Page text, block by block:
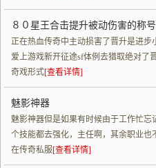
８０星王合击提升被动伤害的称
正在热血传奇中主动损害了晋升是进
爱上游戏新开征途sf体例去猎取绝对了
奇戏形式[查看详情]
魅影神器
魅影神器但是如果有时候由于工作忙
个技能都去强化，主任啊，其余职业
在传奇私服[查看详情]